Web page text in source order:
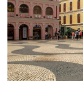
閣
寺
廟
巴
士